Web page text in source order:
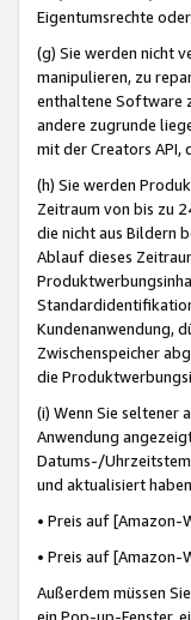
Eigentumsrechte
(g) Sie werden nicht
manipulieren, zu
enthaltene Software
andere zugrunde
mit der Creators API,
(h) Sie werden
Zeitraum von bis zu
die nicht aus Bildern
Ablauf dieses
Kundenanwendung,
Zwischenspeicher
die
(i) Wenn Sie seltener
Anwendung
Datums-/
und aktualisiert
• Preis auf
• Preis auf
Außerdem müssen
ein Pop-up-Fenster,